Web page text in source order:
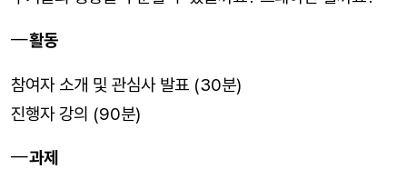
활동
참여자 소개 및 관심사 발표 (30분)
진행자 강의 (90분)
과제